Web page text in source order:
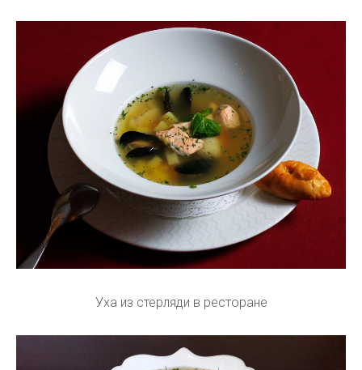
Уха из стерляди в ресторане